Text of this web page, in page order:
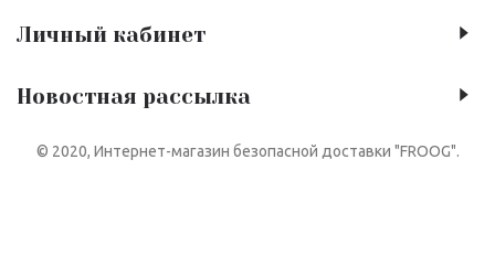
Личный кабинет
Новостная рассылка
© 2020, Интернет-магазин безопасной доставки "FROOG".